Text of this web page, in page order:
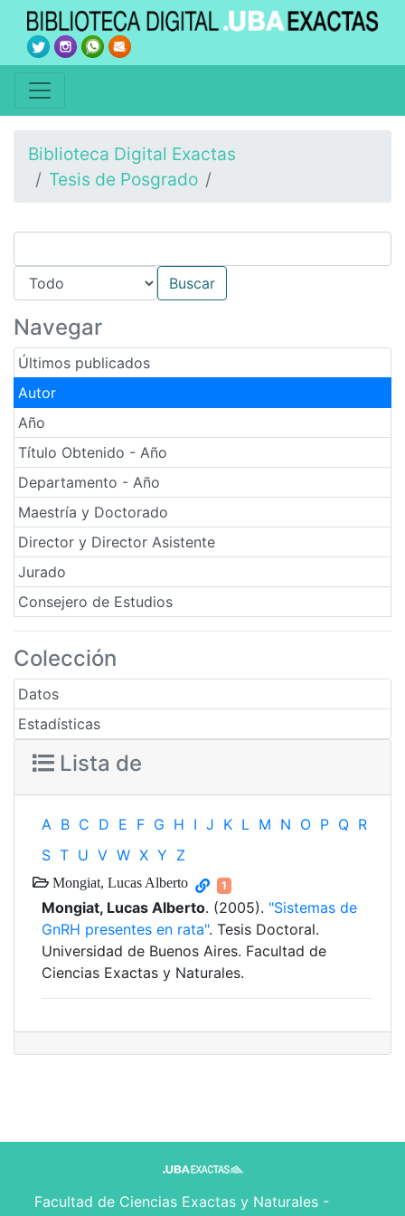
Biblioteca Digital Exactas
Tesis de Posgrado
Navegar
Últimos publicados
Autor
Año
Título Obtenido - Año
Departamento - Año
Maestría y Doctorado
Director y Director Asistente
Jurado
Consejero de Estudios
Colección
Datos
Estadísticas
Lista de
A B C D E F G H I J K L M N O P Q R
S T U V W X Y Z
Mongiat, Lucas Alberto 1
Mongiat, Lucas Alberto. (2005). "Sistemas de
GnRH presentes en rata". Tesis Doctoral.
Universidad de Buenos Aires. Facultad de
Ciencias Exactas y Naturales.
Facultad de Ciencias Exactas y Naturales -